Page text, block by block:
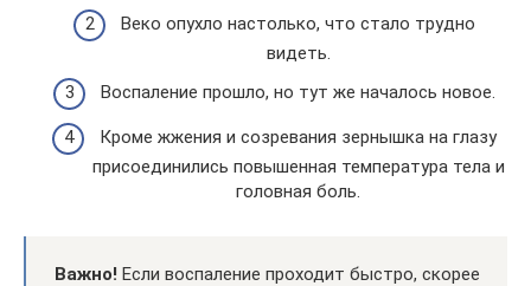
Веко опухло настолько, что стало трудно
видеть.
Воспаление прошло, но тут же началось новое.
Кроме жжения и созревания зернышка на глазу
присоединились повышенная температура тела и
головная боль.
Важно! Если воспаление проходит быстро, скорее